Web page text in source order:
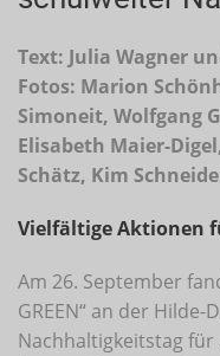
Text: Julia Wagner
Fotos: Marion
Simoneit, Wolfgang
Elisabeth Maier-
Schätz, Kim
Vielfältige Aktionen
Am 26. September
GREEN“ an der
Nachhaltigkeitstag